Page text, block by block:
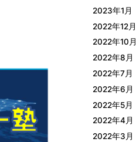
2023年1月
2022年12月
2022年10月
2022年8月
2022年7月
2022年6月
2022年5月
2022年4月
2022年3月